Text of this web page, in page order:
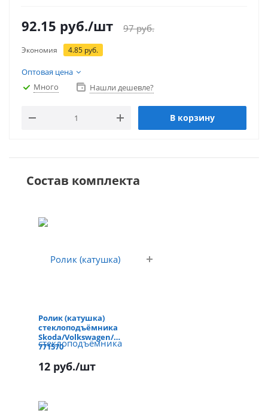
92.15 руб./шт 97руб.
Экономия 4.85 руб.
Оптовая цена
Много
Нашли дешевле?
В корзину
Состав комплекта
Ролик (катушка)
стеклоподъёмника
Skoda/Volkswagen/Zeekr
771570
12 руб./шт